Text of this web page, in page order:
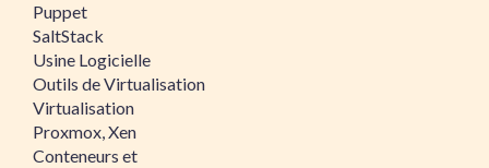
Puppet
SaltStack
Usine Logicielle
Outils de Virtualisation
Virtualisation
Proxmox, Xen
Conteneurs et